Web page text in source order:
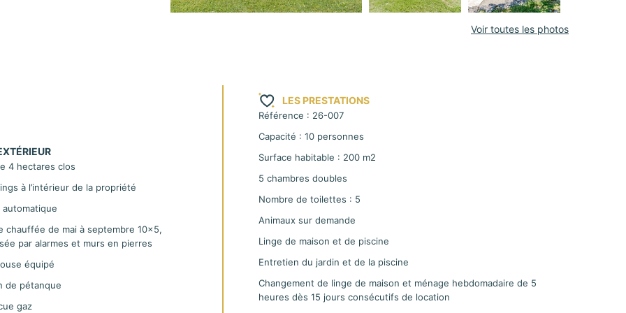
de la propriété,
confort et l’intimité
chaque espace
bijou architectural.
ornée d’un olivier
par sa magie :
midi à l’abri du vent,
jamais eu aussi bon
une piscine
durant les chaudes
Voir toutes les photos
4 hectares clos
à l’intérieur de la propriété
automatique
chauffée de mai à septembre 10×5,
par alarmes et murs en pierres
équipé
de pétanque
gaz
LES PRESTATIONS
Référence : 26-007
Capacité : 10 personnes
Surface habitable : 200 m2
5 chambres doubles
Nombre de toilettes : 5
Animaux sur demande
Linge de maison et de piscine
Entretien du jardin et de la piscine
Changement de linge de maison et ménage hebdomadaire de 5
heures dès 15 jours consécutifs de location